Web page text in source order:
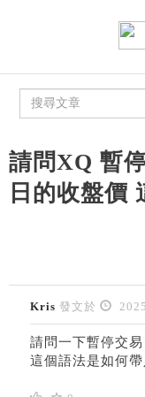
請問XQ 暫
日的收盤價
Kris 發文於
請問一下暫停交
這個語法是如何